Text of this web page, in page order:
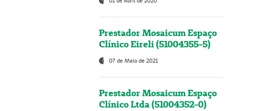
Prestador Mosaicum Espaço
Clínico Eireli (51004355-5)
07 de Maio de 2021
Prestador Mosaicum Espaço
Clínico Ltda (51004352-0)